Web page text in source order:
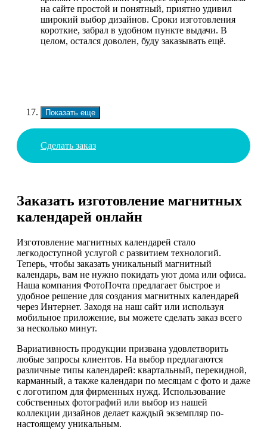
на сайте простой и понятный, приятно удивил
широкий выбор дизайнов. Сроки изготовления
короткие, забрал в удобном пункте выдачи. В
целом, остался доволен, буду заказывать ещё.
Показать еще
Сделать заказ
Заказать изготовление магнитных
календарей онлайн
Изготовление магнитных календарей стало
легкодоступной услугой с развитием технологий.
Теперь, чтобы заказать уникальный магнитный
календарь, вам не нужно покидать уют дома или офиса.
Наша компания ФотоПочта предлагает быстрое и
удобное решение для создания магнитных календарей
через Интернет. Заходя на наш сайт или используя
мобильное приложение, вы можете сделать заказ всего
за несколько минут.
Вариативность продукции призвана удовлетворить
любые запросы клиентов. На выбор предлагаются
различные типы календарей: квартальный, перекидной,
карманный, а также календари по месяцам с фото и даже
с логотипом для фирменных нужд. Использование
собственных фотографий или выбор из нашей
коллекции дизайнов делает каждый экземпляр по-
настоящему уникальным.